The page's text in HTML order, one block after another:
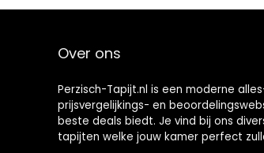
Over ons
Perzisch-Tapijt.nl is een moderne
prijsvergelijkings- en
beste deals biedt. Je vind bij ons
tapijten welke jouw kamer perfect